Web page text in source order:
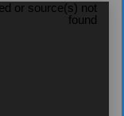
or source(s) not
found